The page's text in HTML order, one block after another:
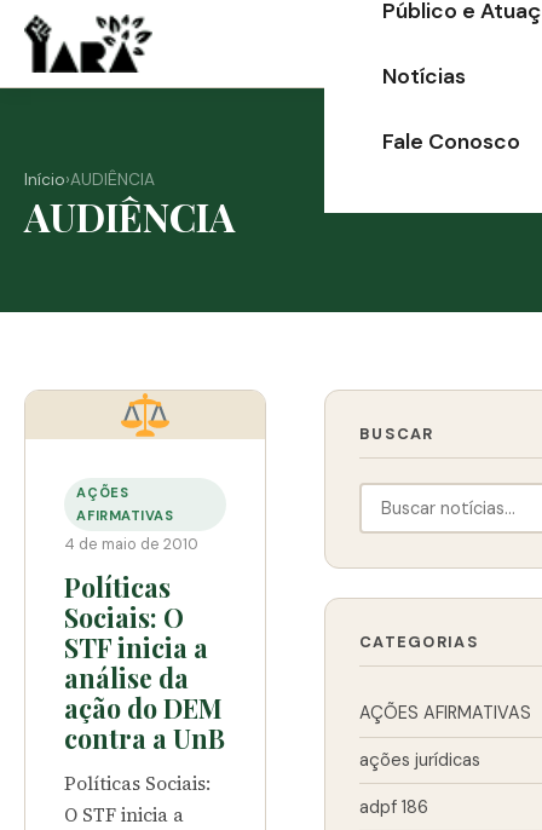
o
Público e
Notícias
Fale Conosco
Início›AUDIÊNCIA
AUDIÊNCIA
AÇÕES
AFIRMATIVAS
4 de maio de 2010
Políticas
Sociais: O
STF inicia a
análise da
ação do DEM
contra a UnB
Políticas Sociais:
O STF inicia a
BUSCAR
CATEGORIAS
AÇÕES AFIRMATIVAS
ações jurídicas
adpf 186